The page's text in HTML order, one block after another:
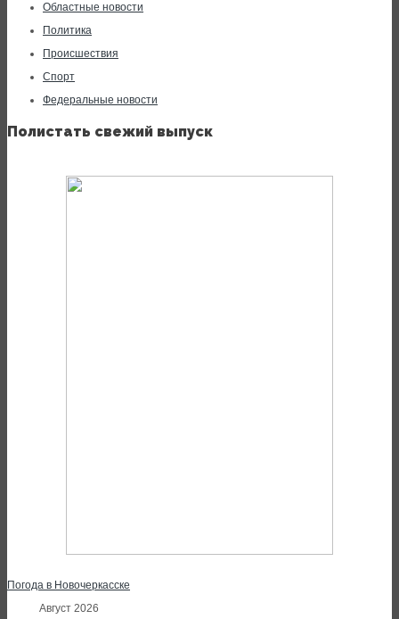
Областные новости
Политика
Происшествия
Спорт
Федеральные новости
Полистать свежий выпуск
Погода в Новочеркасске
Август 2026